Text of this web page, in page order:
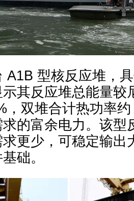
A1B 型核反应堆，
其反应堆总能量较
，双堆合计热功率
的富余电力。该型
更少，可稳定输出
础。